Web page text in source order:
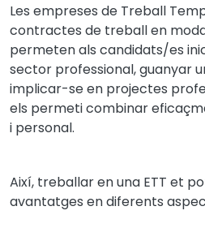
Les empreses de Treball
contractes de treball en
permeten als candidats/es
sector professional, guanyar
implicar-se en projectes
els permeti combinar
i personal.
Així, treballar en una ETT et
avantatges en diferents